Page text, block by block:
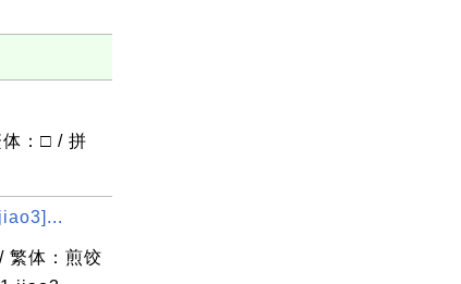
：□ / 拼
繁体：煎饺